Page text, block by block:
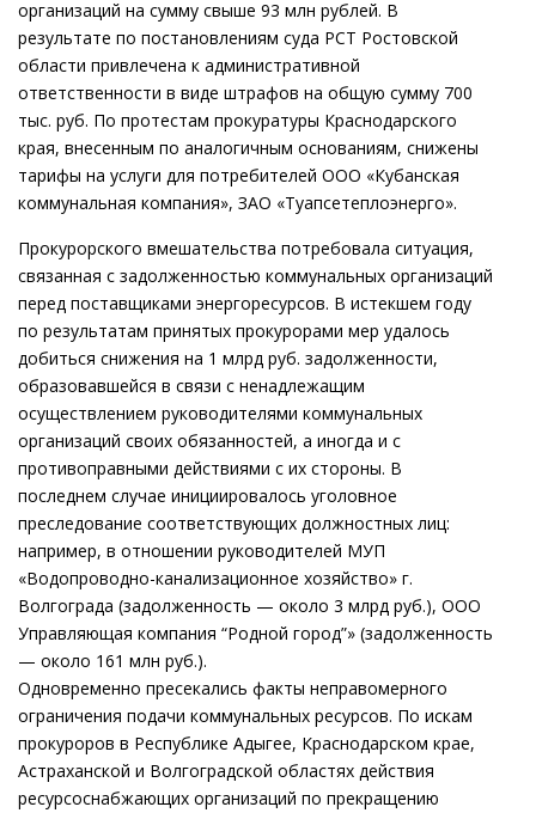
организаций на сумму свыше 93 млн рублей. В
результате по постановлениям суда РСТ Ростовской
области привлечена к административной
ответственности в виде штрафов на общую сумму 700
тыс. руб. По протестам прокуратуры Краснодарского
края, внесенным по аналогичным основаниям, снижены
тарифы на услуги для потребителей ООО «Кубанская
коммунальная компания», ЗАО «Туапсетеплоэнерго».
Прокурорского вмешательства потребовала ситуация,
связанная с задолженностью коммунальных организаций
перед поставщиками энергоресурсов. В истекшем году
по результатам принятых прокурорами мер удалось
добиться снижения на 1 млрд руб. задолженности,
образовавшейся в связи с ненадлежащим
осуществлением руководителями коммунальных
организаций своих обязанностей, а иногда и с
противоправными действиями с их стороны. В
последнем случае инициировалось уголовное
преследование соответствующих должностных лиц:
например, в отношении руководителей МУП
«Водопроводно-канализационное хозяйство» г.
Волгограда (задолженность — около 3 млрд руб.), ООО
Управляющая компания “Родной город”» (задолженность
— около 161 млн руб.).
Одновременно пресекались факты неправомерного
ограничения подачи коммунальных ресурсов. По искам
прокуроров в Республике Адыгее, Краснодарском крае,
Астраханской и Волгоградской областях действия
ресурсоснабжающих организаций по прекращению